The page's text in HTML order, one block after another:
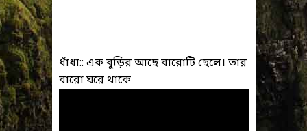
ধাঁধা:: এক বুড়ির আছে বারোটি ছেলে। তার
বারো ঘরে থাকে